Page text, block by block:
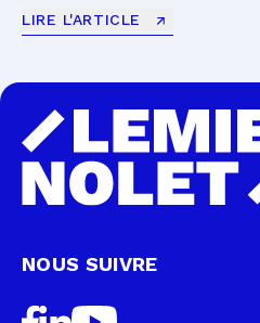
LIRE L'ARTICLE
NOUS SUIVRE